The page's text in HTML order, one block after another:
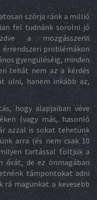
szórja ránk a millió
fel tudnánk sorolni jó
a mozgásszervi
problémákon
gyengüléséig, minden
tehát nem az a kérdés
ülni, hanem inkább az,
hogy alapjaiban véve
(vagy más, hasonló
azzal is sokat tehetünk
arra (és nem csak 10
tartással töltjük a
órát, de ez önmagában
támpontokat adni
rá magunkat a kevesebb